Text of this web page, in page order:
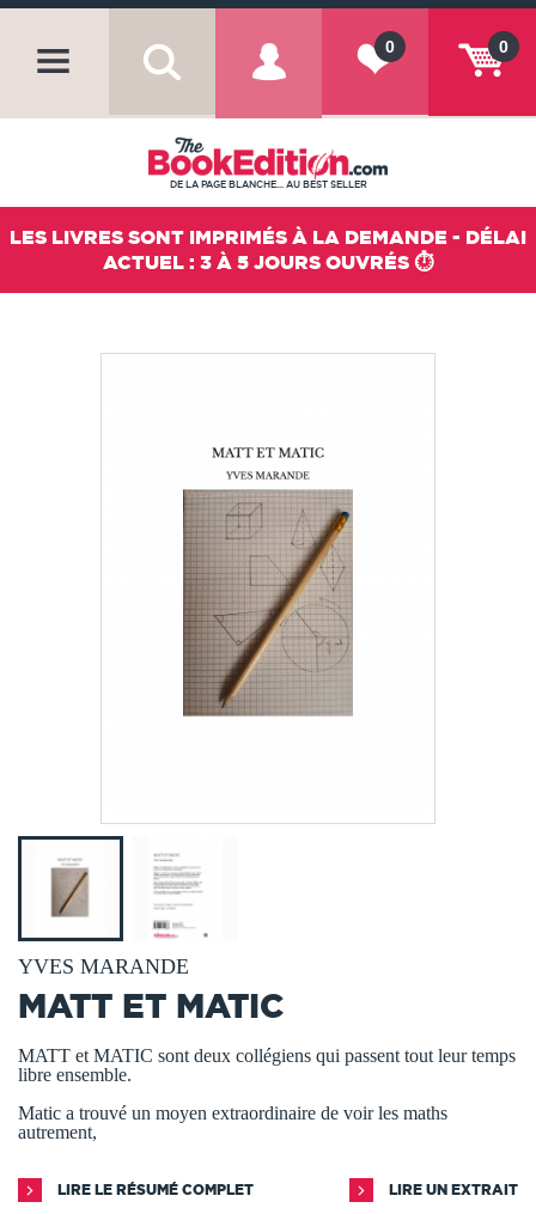
0
0
DE LA PAGE BLANCHE... AU BEST SELLER
LES LIVRES SONT IMPRIMÉS À LA DEMANDE - DÉLAI
ACTUEL : 3 À 5 JOURS OUVRÉS ⏱️
YVES MARANDE
MATT ET MATIC
MATT et MATIC sont deux collégiens qui passent tout leur temps
libre ensemble.
Matic a trouvé un moyen extraordinaire de voir les maths
autrement,
LIRE LE RÉSUMÉ COMPLET LIRE UN EXTRAIT